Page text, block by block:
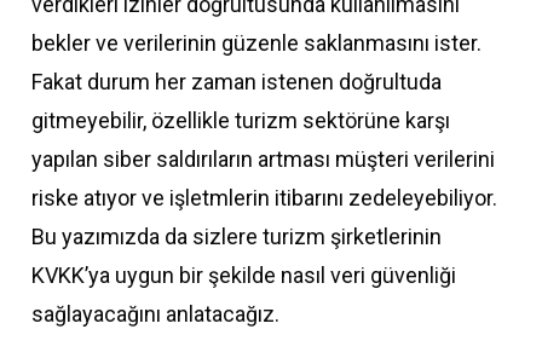
bekler ve verilerinin güzenle saklanmasını ister.
Fakat durum her zaman istenen doğrultuda
gitmeyebilir, özellikle turizm sektörüne karşı
yapılan siber saldırıların artması müşteri verilerini
riske atıyor ve işletmlerin itibarını zedeleyebiliyor.
Bu yazımızda da sizlere turizm şirketlerinin
KVKK’ya uygun bir şekilde nasıl veri güvenliği
sağlayacağını anlatacağız.